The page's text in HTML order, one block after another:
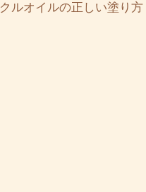
ルオイルの正しい塗り方